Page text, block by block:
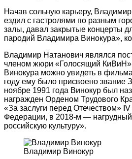
Начав сольную карьеру,
ездил с гастролями по разным
залы, давал закрытые концерты
пародий Владимира Винокура»,
Владимир Натанович являлся
членом жюри «Голосящий КиВиН»
Винокура можно увидеть в
году ему было присвоено
ноябре 1991 года Винокур был
награжден Орденом Трудового
«За заслуги перед Отечеством»
Федерации, в 2018-м — нагрудный
российскую культуру».
Владимир Винокур